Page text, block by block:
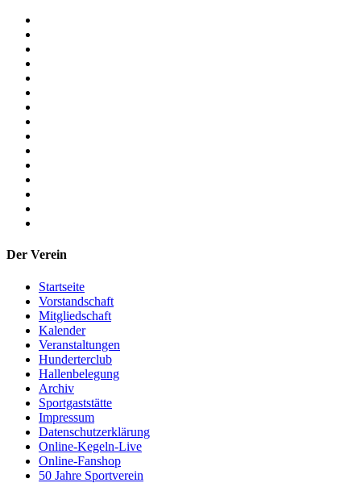
Der Verein
Startseite
Vorstandschaft
Mitgliedschaft
Kalender
Veranstaltungen
Hunderterclub
Hallenbelegung
Archiv
Sportgaststätte
Impressum
Datenschutzerklärung
Online-Kegeln-Live
Online-Fanshop
50 Jahre Sportverein